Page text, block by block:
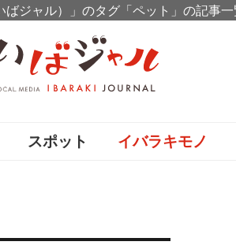
ばジャル）」のタグ「ペット」の記事
スポット イバラキモノ